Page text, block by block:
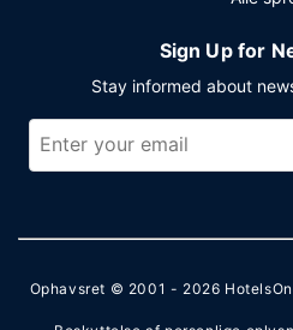
Sign Up for
Stay informed about
Ophavsret © 2001 - 2026